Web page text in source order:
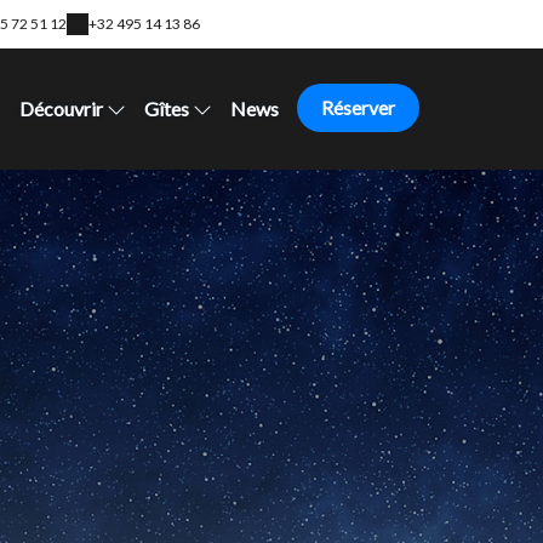
72 51 12 +32 495 14 13 86
Découvrir Gîtes News Réserver